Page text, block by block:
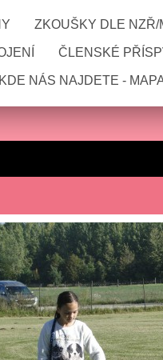
ZKOUŠKY DLE NZŘ/
ČLENSKÉ
KDE NÁS NAJDETE -